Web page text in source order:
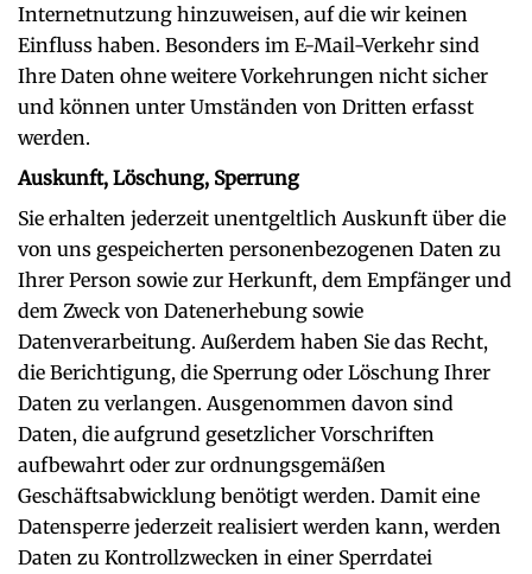
Internetnutzung hinzuweisen, auf die wir keinen
Einfluss haben. Besonders im E-Mail-Verkehr sind
Ihre Daten ohne weitere Vorkehrungen nicht sicher
und können unter Umständen von Dritten erfasst
werden.
Auskunft, Löschung, Sperrung
Sie erhalten jederzeit unentgeltlich Auskunft über die
von uns gespeicherten personenbezogenen Daten zu
Ihrer Person sowie zur Herkunft, dem Empfänger und
dem Zweck von Datenerhebung sowie
Datenverarbeitung. Außerdem haben Sie das Recht,
die Berichtigung, die Sperrung oder Löschung Ihrer
Daten zu verlangen. Ausgenommen davon sind
Daten, die aufgrund gesetzlicher Vorschriften
aufbewahrt oder zur ordnungsgemäßen
Geschäftsabwicklung benötigt werden. Damit eine
Datensperre jederzeit realisiert werden kann, werden
Daten zu Kontrollzwecken in einer Sperrdatei